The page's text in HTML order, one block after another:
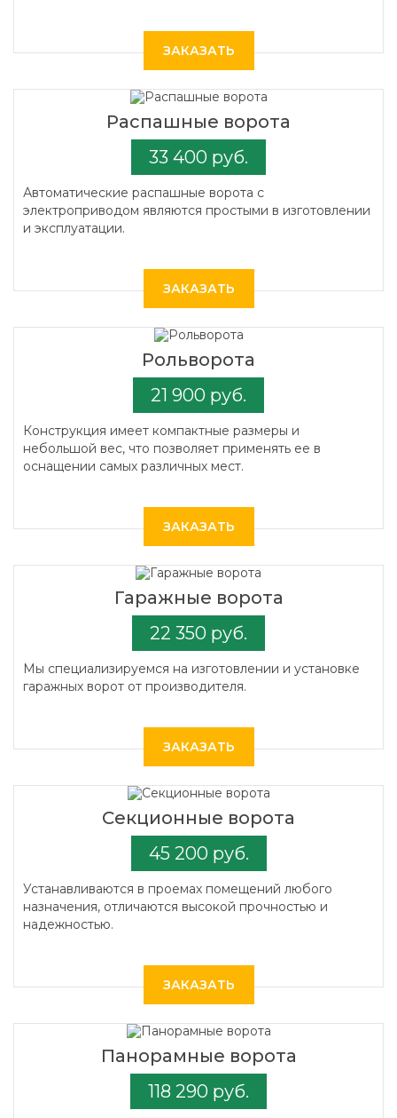
ЗАКАЗАТЬ
Распашные ворота
33 400 руб.
Автоматические распашные ворота с
электроприводом являются простыми в изготовлении
и эксплуатации.
ЗАКАЗАТЬ
Рольворота
21 900 руб.
Конструкция имеет компактные размеры и
небольшой вес, что позволяет применять ее в
оснащении самых различных мест.
ЗАКАЗАТЬ
Гаражные ворота
22 350 руб.
Мы специализируемся на изготовлении и установке
гаражных ворот от производителя.
ЗАКАЗАТЬ
Секционные ворота
45 200 руб.
Устанавливаются в проемах помещений любого
назначения, отличаются высокой прочностью и
надежностью.
ЗАКАЗАТЬ
Панорамные ворота
118 290 руб.